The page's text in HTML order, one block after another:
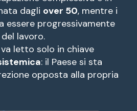
dagli over 50, mentre i
essere progressivamente
lavoro.
letto solo in chiave
: il Paese si sta
opposta alla propria